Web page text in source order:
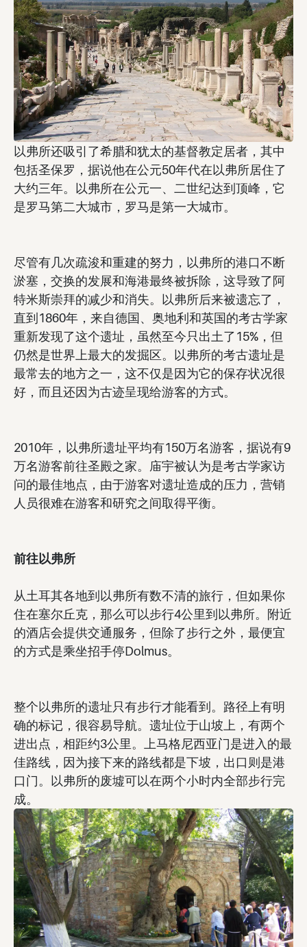
以弗所还吸引了希腊和犹太的基督教定居者，其中
包括圣保罗，据说他在公元50年代在以弗所居住了
大约三年。以弗所在公元一、二世纪达到顶峰，它
是罗马第二大城市，罗马是第一大城市。
尽管有几次疏浚和重建的努力，以弗所的港口不断
淤塞，交换的发展和海港最终被拆除，这导致了阿
特米斯崇拜的减少和消失。以弗所后来被遗忘了，
直到1860年，来自德国、奥地利和英国的考古学家
重新发现了这个遗址，虽然至今只出土了15%，但
仍然是世界上最大的发掘区。以弗所的考古遗址是
最常去的地方之一，这不仅是因为它的保存状况很
好，而且还因为古迹呈现给游客的方式。
2010年，以弗所遗址平均有150万名游客，据说有9
万名游客前往圣殿之家。庙宇被认为是考古学家访
问的最佳地点，由于游客对遗址造成的压力，营销
人员很难在游客和研究之间取得平衡。
前往以弗所
从土耳其各地到以弗所有数不清的旅行，但如果你
住在塞尔丘克，那么可以步行4公里到以弗所。附近
的酒店会提供交通服务，但除了步行之外，最便宜
的方式是乘坐招手停Dolmus。
整个以弗所的遗址只有步行才能看到。路径上有明
确的标记，很容易导航。遗址位于山坡上，有两个
进出点，相距约3公里。上马格尼西亚门是进入的最
佳路线，因为接下来的路线都是下坡，出口则是港
口门。以弗所的废墟可以在两个小时内全部步行完
成。